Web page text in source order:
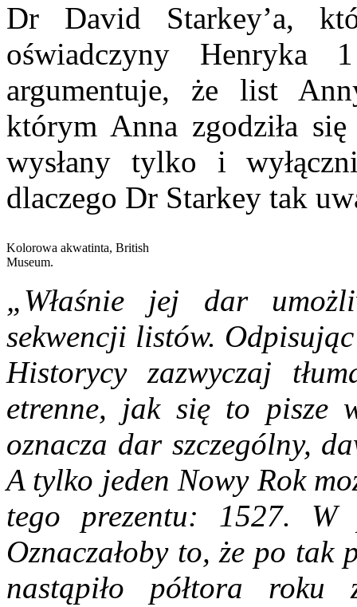
Dr David Starkey’a,
oświadczyny Henryka
argumentuje, że list
którym Anna zgodziła
wysłany tylko i
dlaczego Dr Starkey tak
Kolorowa akwatinta, British
Museum.
„Właśnie jej dar
sekwencji listów.
Historycy zazwyczaj
etrenne, jak się to pisze
oznacza dar szczególny,
A tylko jeden Nowy Rok
tego prezentu: 1527. W
Oznaczałoby to, że po tak
nastąpiło półtora